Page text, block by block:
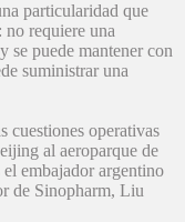
particularidad que
no requiere una
se puede mantener con
suministrar una
cuestiones operativas
al aeroparque de
embajador argentino
de Sinopharm, Liu